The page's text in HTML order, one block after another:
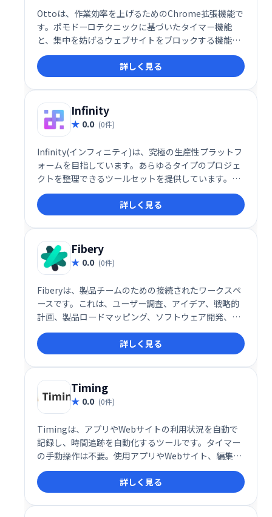
Ottoは、作業効率を上げるためのChrome拡張機能で
す。ポモドーロテクニックに基づいたタイマー機能
と、集中を妨げるウェブサイトをブロックする機能を
搭載。作業時間と休憩時間を管理し、生産性を維持し
たい方におすすめです。詳しく見る
Infinity
0.0 (0件)
Infinity(インフィニティ)は、究極の生産性プラットフ
ォームを目指しています。あらゆるタイプのプロジェ
クトを整理できるツールセットを提供しています。カ
スタマイズ可能な構造と強力な概要機能により、ツー
ルを使い続けると、ワークスペースが乱雑になること
はなく、最も重要なデータは常にクリックするだけで
済みます。
詳しく見る
Fibery
0.0 (0件)
Fiberyは、製品チームのための接続されたワークスペ
ースです。これは、ユーザー調査、アイデア、戦略的
計画、製品ロードマッピング、ソフトウェア開発、お
よび顧客フィードバックの集約を統合します。散在す
るツールを脱出し、Fiberyでより良い製品を作りまし
ょう。
詳しく見る
Timing
0.0 (0件)
Timingは、アプリやWebサイトの利用状況を自動で
記録し、時間追跡を自動化するツールです。タイマー
の手動操作は不要。使用アプリやWebサイト、編集ド
キュメントなどを自動的にログ記録し、データは自
動・手動で分類可能です。包括的なレポート機能や請
求書作成機能も備え、業務効率化を支援します。
詳しく見る